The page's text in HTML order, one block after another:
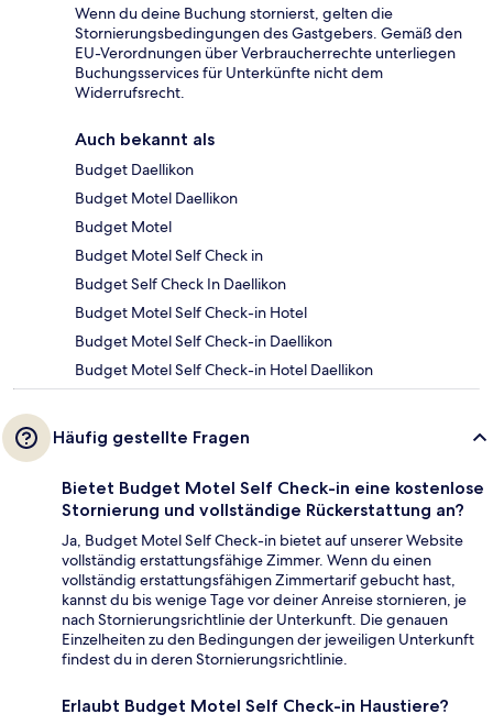
Wenn du deine Buchung stornierst, gelten die
Stornierungsbedingungen des Gastgebers. Gemäß den
EU-Verordnungen über Verbraucherrechte unterliegen
Buchungsservices für Unterkünfte nicht dem
Widerrufsrecht.
Auch bekannt als
Budget Daellikon
Budget Motel Daellikon
Budget Motel
Budget Motel Self Check in
Budget Self Check In Daellikon
Budget Motel Self Check-in Hotel
Budget Motel Self Check-in Daellikon
Budget Motel Self Check-in Hotel Daellikon
Häufig gestellte Fragen
Bietet Budget Motel Self Check-in eine kostenlose
Stornierung und vollständige Rückerstattung an?
Ja, Budget Motel Self Check-in bietet auf unserer Website
vollständig erstattungsfähige Zimmer. Wenn du einen
vollständig erstattungsfähigen Zimmertarif gebucht hast,
kannst du bis wenige Tage vor deiner Anreise stornieren, je
nach Stornierungsrichtlinie der Unterkunft. Die genauen
Einzelheiten zu den Bedingungen der jeweiligen Unterkunft
findest du in deren Stornierungsrichtlinie.
Erlaubt Budget Motel Self Check-in Haustiere?